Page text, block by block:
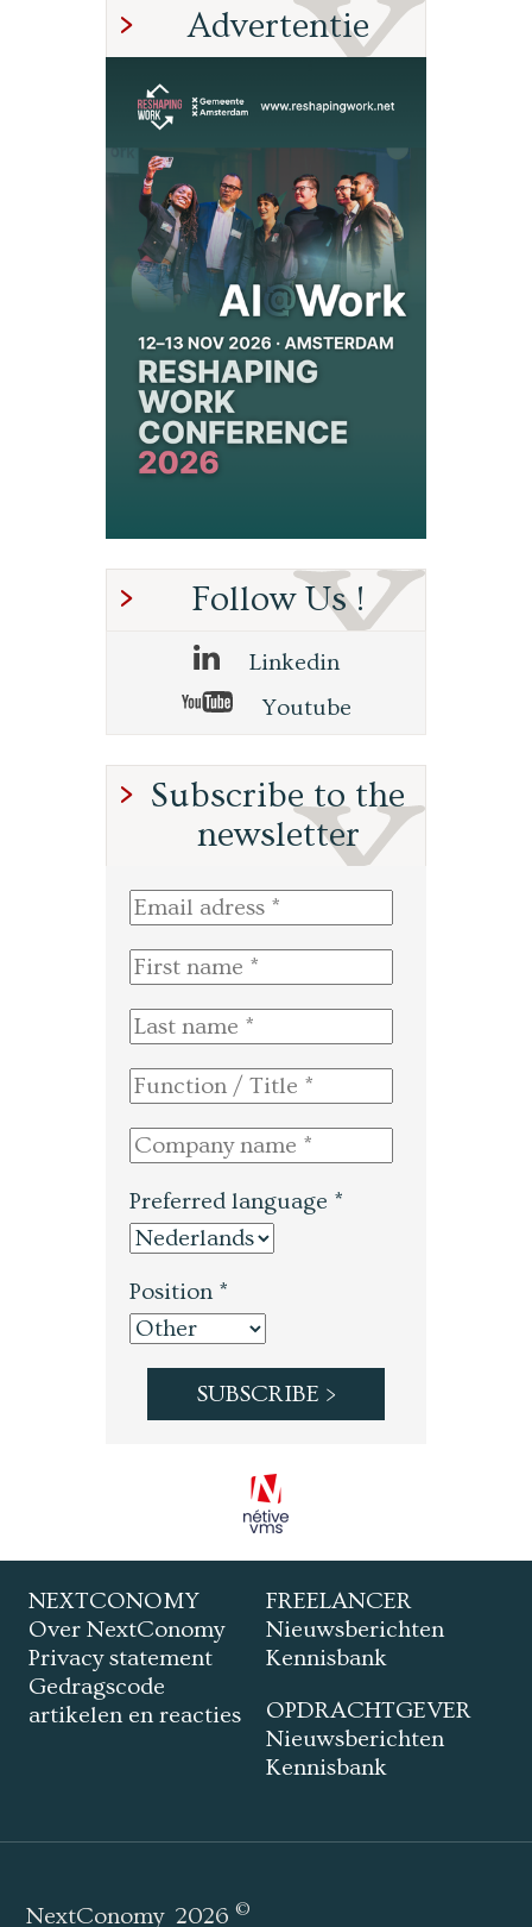
Advertentie
Follow Us !
Linkedin
Youtube
Subscribe to the
newsletter
Preferred language *
Position *
NEXTCONOMY
Over NextConomy
Privacy statement
Gedragscode
artikelen en reacties
FREELANCER
Nieuwsberichten
Kennisbank
OPDRACHTGEVER
Nieuwsberichten
Kennisbank
NextConomy 2026©